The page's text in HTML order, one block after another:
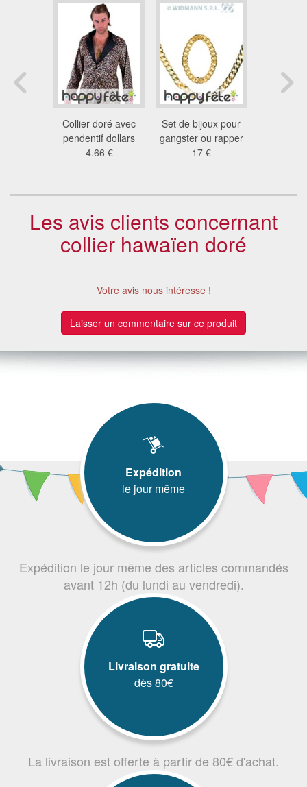
Collier doré avec
pendentif dollars
4.66 €
Set de bijoux pour
gangster ou rapper
17 €
Les avis clients concernant
collier hawaïen doré
Votre avis nous intéresse !
Laisser un commentaire sur ce produit
Expédition
le jour même
Expédition le jour même des articles commandés
avant 12h (du lundi au vendredi).
Livraison gratuite
dès 80€
La livraison est offerte à partir de 80€ d'achat.